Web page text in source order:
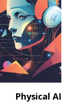
Physical AI